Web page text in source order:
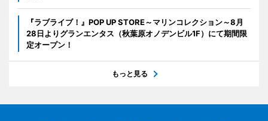
『ラブライブ！』POP UP STORE～マリンコレクション～8月
28日よりグランエンタス（秋葉原オノデンビル1F）にて期間限
定オープン！
もっと見る